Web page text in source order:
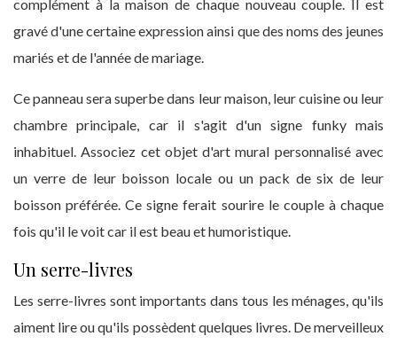
complément à la maison de chaque nouveau couple. Il est
gravé d'une certaine expression ainsi que des noms des jeunes
mariés et de l'année de mariage.
Ce panneau sera superbe dans leur maison, leur cuisine ou leur
chambre principale, car il s'agit d'un signe funky mais
inhabituel. Associez cet objet d'art mural personnalisé avec
un verre de leur boisson locale ou un pack de six de leur
boisson préférée. Ce signe ferait sourire le couple à chaque
fois qu'il le voit car il est beau et humoristique.
Un serre-livres
Les serre-livres sont importants dans tous les ménages, qu'ils
aiment lire ou qu'ils possèdent quelques livres. De merveilleux